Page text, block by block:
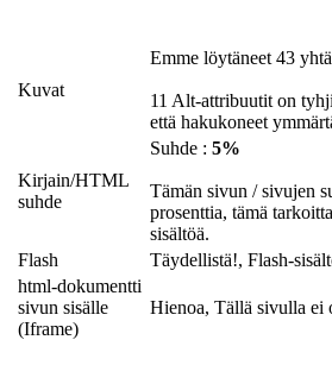
Kuvat
Emme löytäneet 43
11 Alt-attribuutit on
että hakukoneet
Kirjain/HTML
suhde
Suhde : 5%
Tämän sivun / sivujen
prosenttia, tämä
sisältöä.
Flash
Täydellistä!, Flash-
html-dokumentti
sivun sisälle
(Iframe)
Hienoa, Tällä sivulla ei